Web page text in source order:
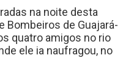
na noite desta
Bombeiros de Guajará-
quatro amigos no rio
ele ia naufragou, no